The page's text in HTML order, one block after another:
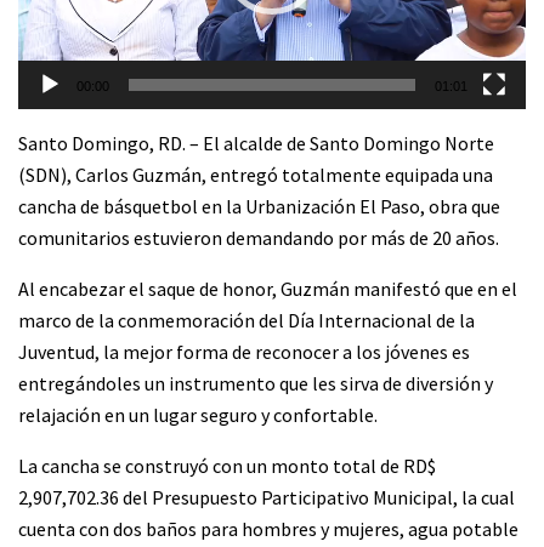
00:00 01:01
Santo Domingo, RD. – El alcalde de Santo Domingo Norte
(SDN), Carlos Guzmán, entregó totalmente equipada una
cancha de básquetbol en la Urbanización El Paso, obra que
comunitarios estuvieron demandando por más de 20 años.
Al encabezar el saque de honor, Guzmán manifestó que en el
marco de la conmemoración del Día Internacional de la
Juventud, la mejor forma de reconocer a los jóvenes es
entregándoles un instrumento que les sirva de diversión y
relajación en un lugar seguro y confortable.
La cancha se construyó con un monto total de RD$
2,907,702.36 del Presupuesto Participativo Municipal, la cual
cuenta con dos baños para hombres y mujeres, agua potable